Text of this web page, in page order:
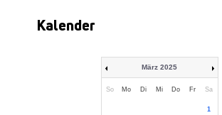
Kalender
März 2025
So Mo Di Mi Do Fr Sa
1